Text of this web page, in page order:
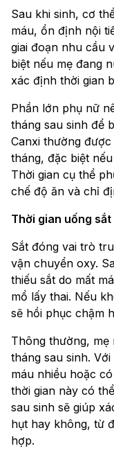
Sau khi sinh, cơ
máu, ổn định nội
giai đoạn nhu cầu
biệt nếu mẹ đang
xác định thời gian
Phần lớn phụ nữ
tháng sau sinh để
Canxi thường
tháng, đặc biệt
Thời gian cụ thể
chế độ ăn và chỉ
Thời gian uống
Sắt đóng vai trò
vận chuyển oxy.
thiếu sắt do mất
mổ lấy thai. Nếu
sẽ hồi phục chậm
Thông thường, mẹ
tháng sau sinh.
máu nhiều hoặc
thời gian này có
sau sinh sẽ giúp
hụt hay không, từ
hợp.